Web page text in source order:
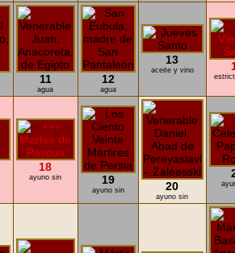
11
agua
12
agua
13
aceite y vino
18
ayuno sin 19
ayuno sin 20
ayuno sin